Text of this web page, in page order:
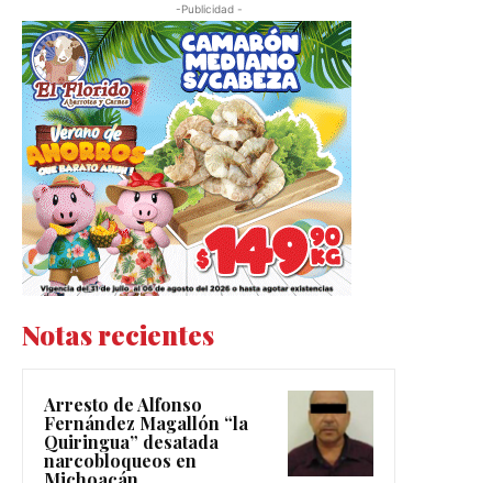
-Publicidad -
Notas recientes
Arresto de Alfonso
Fernández Magallón “la
Quiringua” desatada
narcobloqueos en